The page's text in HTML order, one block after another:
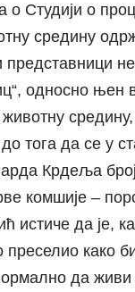
о Студији о
средину
представници
односно њен
тога да се у
Крдеља
комшије –
истиче да је,
како
да живи